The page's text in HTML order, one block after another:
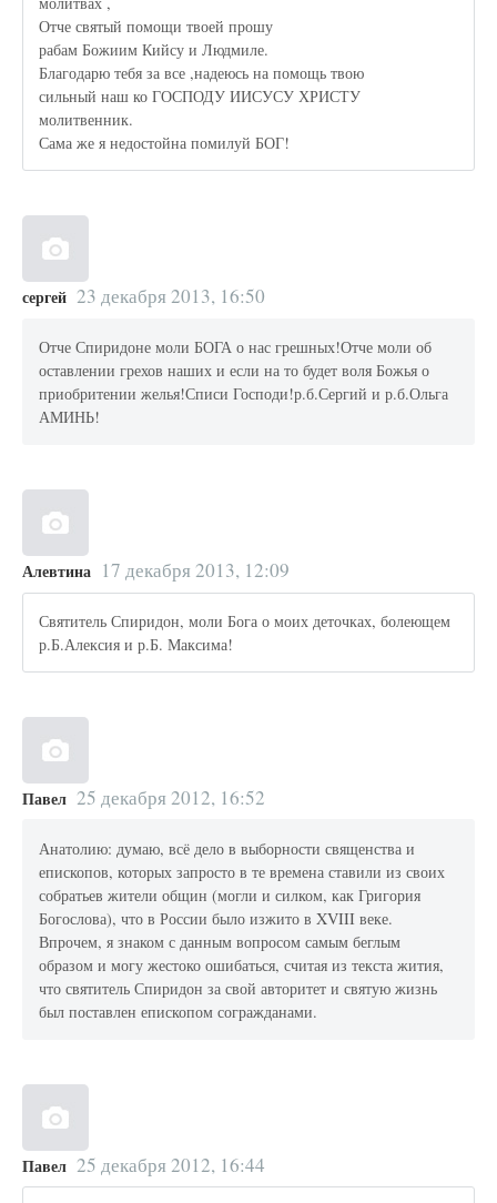
Отче святый помощи твоей прошу
рабам Божиим Кийсу и Людмиле.
Благодарю тебя за все ,надеюсь на помощь твою
сильный наш ко ГОСПОДУ ИИСУСУ ХРИСТУ
молитвенник.
Сама же я недостойна помилуй БОГ!
сергей 23 декабря 2013, 16:50
Отче Спиридоне моли БОГА о нас грешных!Отче моли об
оставлении грехов наших и если на то будет воля Божья о
приобритении желья!Списи Господи!р.б.Сергий и р.б.Ольга
АМИНЬ!
Алевтина 17 декабря 2013, 12:09
Святитель Спиридон, моли Бога о моих деточках, болеющем
р.Б.Алексия и р.Б. Максима!
Павел 25 декабря 2012, 16:52
Анатолию: думаю, всё дело в выборности священства и
епископов, которых запросто в те времена ставили из своих
собратьев жители общин (могли и силком, как Григория
Богослова), что в России было изжито в XVIII веке.
Впрочем, я знаком с данным вопросом самым беглым
образом и могу жестоко ошибаться, считая из текста жития,
что святитель Спиридон за свой авторитет и святую жизнь
был поставлен епископом согражданами.
Павел 25 декабря 2012, 16:44